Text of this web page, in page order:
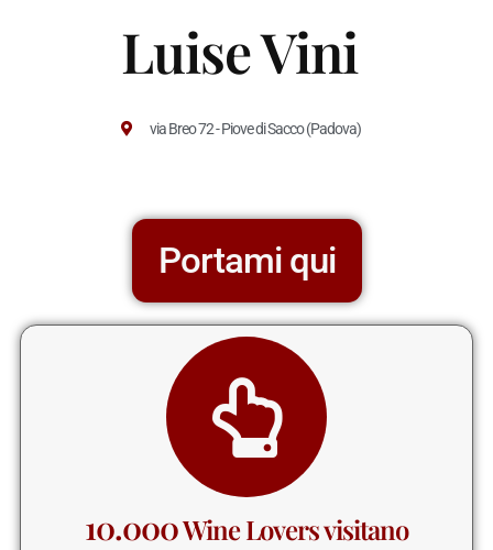
Luise Vini
via Breo 72 - Piove di Sacco (Padova)
Portami qui
10.000Wine Lovers visitano